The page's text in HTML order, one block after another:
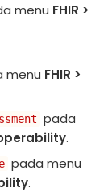
menu FHIR >
menu FHIR >
pada
.
pada menu
.